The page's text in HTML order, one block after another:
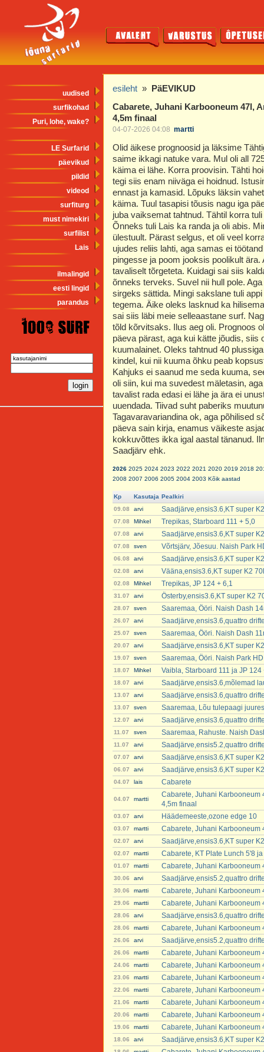
uudised
surfikohad
Puri, lohe, wake?
LE Surfarid
päevikud
pildid
videod
surfiturg
must nimekiri
surfilist
Lais
ilmalingid
eesti lingid
parandus
esileht »
PäEVIKUD
Cabarete, Juhani Karbooneum 47l,
4,5m finaal
04-07-2026 04:08 martti
Olid äikese prognoosid ja läksime
saime ikkagi natuke vara. Mul oli all
käima ei lähe. Korra proovisin. Tähti
tegi siis enam niiväga ei hoidnud.
ennast ja kamasid. Lõpuks läksin
käima. Tuul tasapisi tõusis nagu iga
juba vaiksemat tahtnud. Tähtil korra
Õnneks tuli Lais ka randa ja oli abis.
ülestuult. Pärast selgus, et oli veel
ujudes reliis lahti, aga samas ei
pingesse ja poom jooksis poolikult
tavaliselt tõrgeteta. Kuidagi sai siis
õnneks terveks. Suvel nii hull pole.
sirgeks sättida. Mingi sakslane tuli
tegema. Äike oleks lasknud ka
sai siis läbi meie selleaastane surf.
tõld kõrvitsaks. Ilus aeg oli. Prognoos
päeva pärast, aga kui kätte jõudis, siis
kuumalainet. Oleks tahtnud 40
kindel, kui nii kuuma õhku peab
Kahjuks ei saanud me seda kuuma,
oli siin, kui ma suvedest mäletasin,
tavalist rada edasi ei lähe ja ära ei
uuendada. Tiivad suht paberiks
Tagavaravariandina ok, aga põhilised
päeva sain kirja, enamus väikeste
kokkuvõttes ikka igal aastal tänanud.
Saadjärv ehk.
2026 2025 2024 2023 2022 2021 2020 2019 2018
2008 2007 2006 2005 2004 2003 Kõik aastad
Kp Kasutaja Pealkiri
09.08
arvi Saadjärve,ensis3.6,KT super
07.08 Mihkel Trepikas, Starboard 111 + 5,0
07.08 arvi Saadjärve,ensis3.6,KT super
07.08 sven Võrtsjärv, Jõesuu. Naish Park
06.08 arvi Saadjärve,ensis3.6,KT super
02.08 arvi Vääna,ensis3.6,KT super K2
02.08 Mihkel Trepikas, JP 124 + 6,1
31.07 arvi Österby,ensis3.6,KT super K2
28.07 sven Saaremaa, Ööri. Naish Dash
26.07 arvi Saadjärve,ensis3.6,quattro
25.07 sven Saaremaa, Ööri. Naish Dash
20.07 arvi Saadjärve,ensis3.6,KT super
19.07 sven Saaremaa, Ööri. Naish Park
18.07 Mihkel Vaibla, Starboard 111 ja JP 124
18.07 arvi Saadjärve,ensis3.6,mõlemad
13.07 arvi Saadjärve,ensis3.6,quattro
13.07 sven Saaremaa, Lõu tulepaagi
12.07 arvi Saadjärve,ensis3.6,quattro
11.07 sven Saaremaa, Rahuste. Naish
11.07 arvi Saadjärve,ensis5.2,quattro
07.07 arvi Saadjärve,ensis3.6,KT super
06.07 arvi Saadjärve,ensis3.6,KT super
04.07 lais Cabarete
04.07 martti
Cabarete, Juhani Karbooneum
4,5m finaal
03.07 arvi Häädemeeste,ozone edge 10
03.07 martti Cabarete, Juhani Karbooneum
02.07 arvi Saadjärve,ensis3.6,KT super
02.07 martti Cabarete, KT Plate Lunch 5'8
01.07 martti Cabarete, Juhani Karbooneum
30.06 arvi Saadjärve,ensis5.2,quattro
30.06 martti Cabarete, Juhani Karbooneum
29.06 martti Cabarete, Juhani Karbooneum
28.06 arvi Saadjärve,ensis3.6,quattro
28.06 martti Cabarete, Juhani Karbooneum
26.06 arvi Saadjärve,ensis5.2,quattro
26.06 martti Cabarete, Juhani Karbooneum
24.06 martti Cabarete, Juhani Karbooneum
23.06 martti Cabarete, Juhani Karbooneum
22.06 martti Cabarete, Juhani Karbooneum
21.06 martti Cabarete, Juhani Karbooneum
20.06 martti Cabarete, Juhani Karbooneum
19.06 martti Cabarete, Juhani Karbooneum
18.06 arvi Saadjärve,ensis3.6,KT super